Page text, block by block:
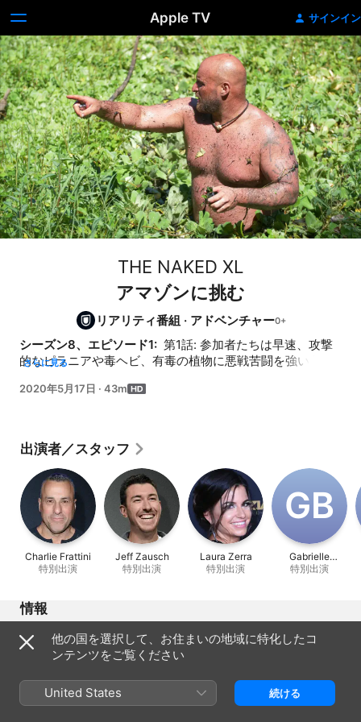
Apple TV サインイン
THE NAKED XL
アマゾンに挑む
リアリティ番組 · アドベンチャー
シーズン8、エピソード1: 第1話: 参加者たちは早速、攻撃
的なピラニアや毒ヘビ、有毒の植物に悪戦苦闘を強いられ
日間を耐えて過ごし、レジェンドになれる者は現れるのだ
さらに見る
2020年5月17日 · 43m
出演者／スタッフ
Charlie Frattini
特別出演
Jeff Zausch
特別出演
Laura Zerra
特別出演
G‌B
Gabrielle
Balassone
特別出演
情報
リリース
2020年他の国を選択して、お住まいの地域に特化したコ
ンテンツをご覧ください
United States 続ける